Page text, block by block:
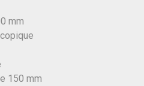
mm
150 mm